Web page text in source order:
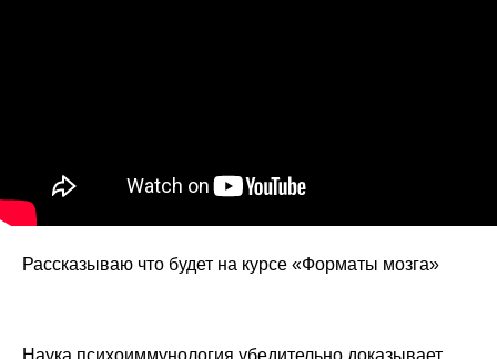
Рассказываю что будет на курсе «Форматы мозга»
Наука психоиммунология убедительно доказывает,